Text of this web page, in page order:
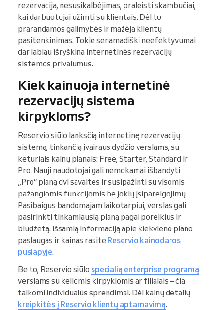
rezervacija, nesusikalbėjimas, praleisti skambučiai,
kai darbuotojai užimti su klientais. Dėl to
prarandamos galimybės ir mažėja klientų
pasitenkinimas. Tokie senamadiški neefektyvumai
dar labiau išryškina internetinės rezervacijų
sistemos privalumus.
Kiek kainuoja internetinė
rezervacijų sistema
kirpykloms?
Reservio siūlo lanksčią internetinę rezervacijų
sistemą, tinkančią įvairaus dydžio verslams, su
keturiais kainų planais: Free, Starter, Standard ir
Pro. Nauji naudotojai gali nemokamai išbandyti
„Pro“ planą dvi savaites ir susipažinti su visomis
pažangiomis funkcijomis be jokių įsipareigojimų.
Pasibaigus bandomajam laikotarpiui, verslas gali
pasirinkti tinkamiausią planą pagal poreikius ir
biudžetą. Išsamią informaciją apie kiekvieno plano
paslaugas ir kainas rasite Reservio kainodaros
puslapyje.
Be to, Reservio siūlo specialią enterprise programą
verslams su keliomis kirpyklomis ar filialais – čia
taikomi individualūs sprendimai. Dėl kainų detalių
kreipkitės į Reservio klientų aptarnavimą.